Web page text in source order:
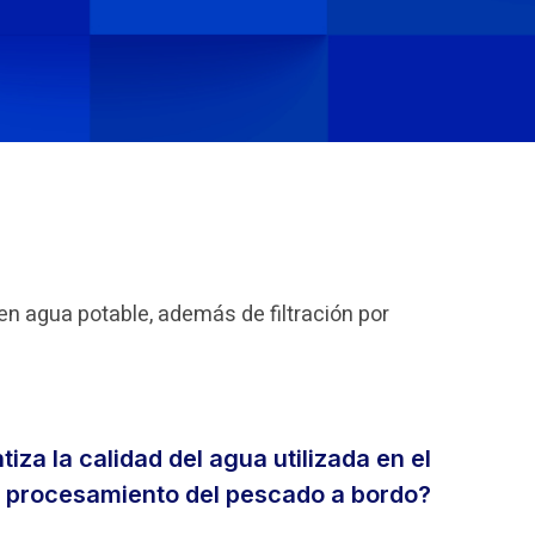
agua potable, además de filtración por
la calidad del agua utilizada en el
procesamiento del pescado a bordo?